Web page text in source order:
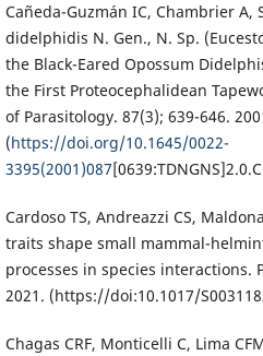
Cañeda-Guzmán IC, Chambrier A,
didelphidis N. Gen., N. Sp.
the Black-Eared Opossum
the First Proteocephalidean
of Parasitology. 87(3); 639-646.
(https://doi.org/10.1645/0022-
3395(2001)087
Cardoso TS, Andreazzi CS,
traits shape small mammal-
processes in species interactions.
2021. (https://doi:10.1017/
Chagas CRF, Monticelli C, Lima